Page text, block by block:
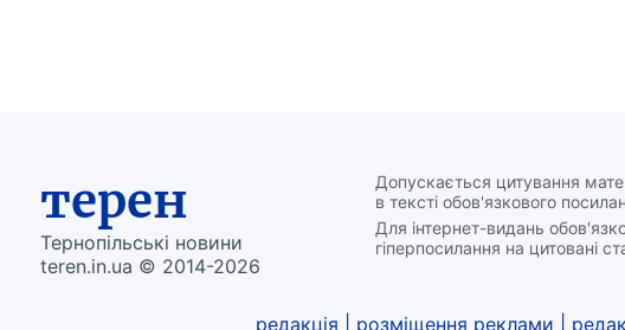
терен
Тернопільські новини
teren.in.ua © 2014-2026
Допускається цитування
в тексті обов'язкового
Для інтернет-видань
гіперпосилання на цитовані
редакція розміщення реклами